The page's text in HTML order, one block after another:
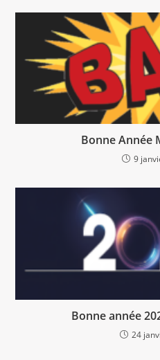
Bonne Année
9
Bonne année
24